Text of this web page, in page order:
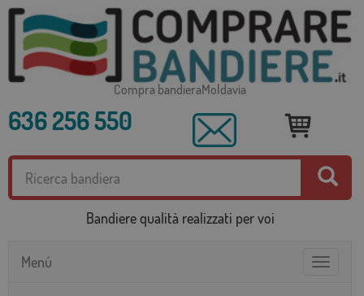
Compra bandieraMoldavia
636 256 550
Bandiere qualità realizzati per voi
Toggle
Menú